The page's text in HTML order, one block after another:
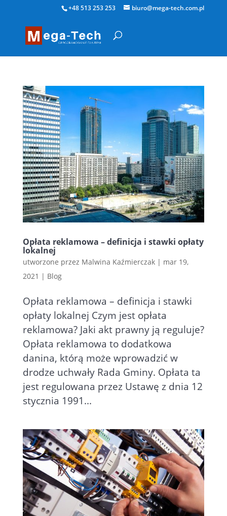
+48 513 253 253 biuro@mega-tech.com.pl
Opłata reklamowa – definicja i stawki opłaty
lokalnej
utworzone przez Malwina Kaźmierczak| mar 19,
2021 | Blog
Opłata reklamowa – definicja i stawki
opłaty lokalnej Czym jest opłata
reklamowa? Jaki akt prawny ją reguluje?
Opłata reklamowa to dodatkowa
danina, którą może wprowadzić w
drodze uchwały Rada Gminy. Opłata ta
jest regulowana przez Ustawę z dnia 12
stycznia 1991...